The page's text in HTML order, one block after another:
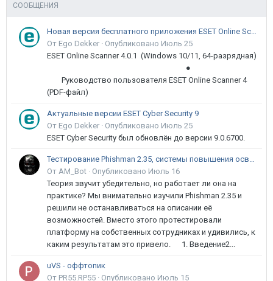
СООБЩЕНИЯ
Новая версия бесплатного приложения ESET Online Scanner доступна пользователям
От Ego Dekker · Опубликовано Июль 25
ESET Online Scanner 4.0.1 (Windows 10/11, 64-разрядная)
●
Руководство пользователя ESET Online Scanner 4
(PDF-файл)
Актуальные версии ESET Cyber Security 9
От Ego Dekker · Опубликовано Июль 25
ESET Cyber Security был обновлён до версии 9.0.6700.
Тестирование Phishman 2.35, системы повышения осведомлённости пользователей в сфере ИБ
От AM_Bot · Опубликовано Июль 16
Теория звучит убедительно, но работает ли она на
практике? Мы внимательно изучили Phishman 2.35 и
решили не останавливаться на описании её
возможностей. Вместо этого протестировали
платформу на собственных сотрудниках и удивились, к
каким результатам это привело. 1. Введение2...
uVS - оффтопик
От PR55.RP55 · Опубликовано Июль 15